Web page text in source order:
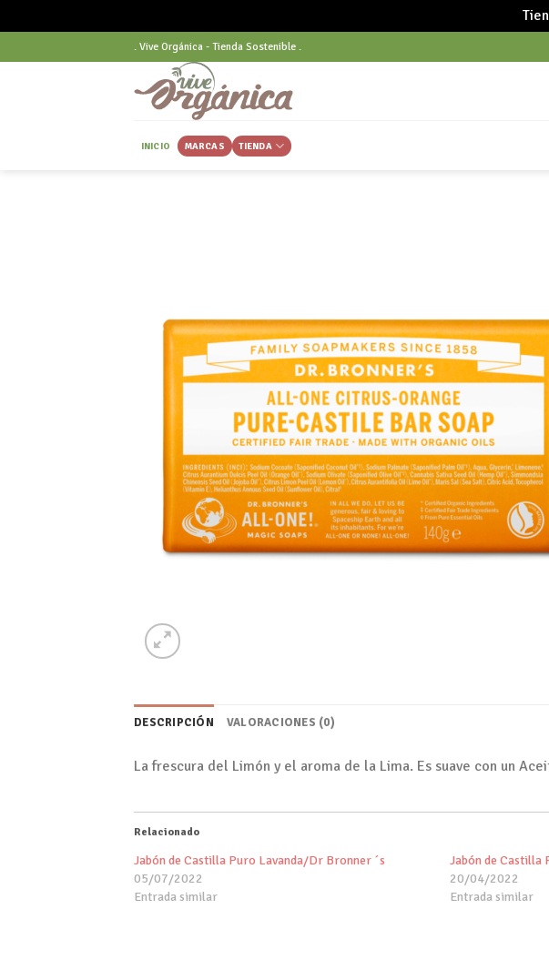
to
. Vive Orgánica - Tienda Sostenible .
INICIO MARCAS TIENDA
DESCRIPCIÓN VALORACIONES (0)
La frescura del Limón y el aroma de la Lima. Es suave con un
Relacionado
Jabón de Castilla Puro Lavanda/Dr Bronner ´s
05/07/2022
Entrada similar
Jabón de Castilla
20/04/2022
Entrada similar